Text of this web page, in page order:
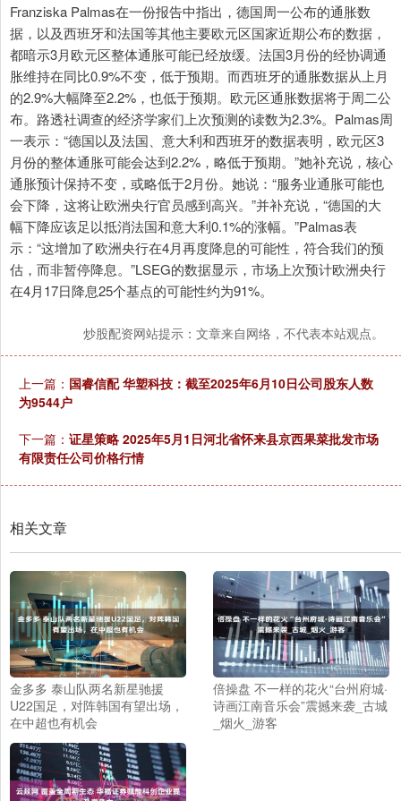
Franziska Palmas在一份报告中指出，德国周一公布的通胀数
据，以及西班牙和法国等其他主要欧元区国家近期公布的数据，
都暗示3月欧元区整体通胀可能已经放缓。法国3月份的经协调通
胀维持在同比0.9%不变，低于预期。而西班牙的通胀数据从上月
的2.9%大幅降至2.2%，也低于预期。欧元区通胀数据将于周二公
布。路透社调查的经济学家们上次预测的读数为2.3%。Palmas周
一表示：“德国以及法国、意大利和西班牙的数据表明，欧元区3
月份的整体通胀可能会达到2.2%，略低于预期。”她补充说，核心
通胀预计保持不变，或略低于2月份。她说：“服务业通胀可能也
会下降，这将让欧洲央行官员感到高兴。”并补充说，“德国的大
幅下降应该足以抵消法国和意大利0.1%的涨幅。”Palmas表
示：“这增加了欧洲央行在4月再度降息的可能性，符合我们的预
估，而非暂停降息。”LSEG的数据显示，市场上次预计欧洲央行
在4月17日降息25个基点的可能性约为91%。
炒股配资网站提示：文章来自网络，不代表本站观点。
上一篇： 国睿信配 华塑科技：截至2025年6月10日公司股东人数
为9544户
下一篇： 证星策略 2025年5月1日河北省怀来县京西果菜批发市场
有限责任公司价格行情
相关文章
金多多 泰山队两名新星驰援
U22国足，对阵韩国有望出场，
在中超也有机会
倍操盘 不一样的花火“台州府城·
诗画江南音乐会”震撼来袭_古城
_烟火_游客